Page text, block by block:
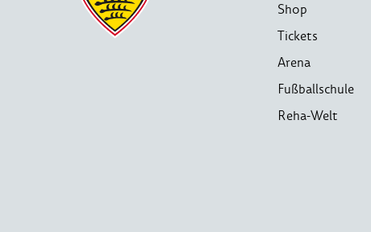
Shop
Tickets
Arena
Fußballschule
Reha-Welt